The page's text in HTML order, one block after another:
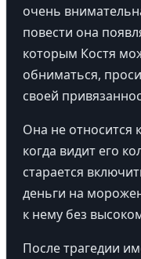
очень
повести она
которым Костя
обниматься,
своей
Она не относится
когда видит его
старается
деньги на
к нему без
После трагедии